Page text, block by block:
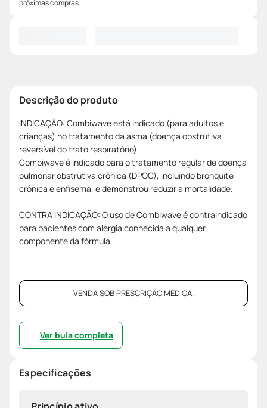
próximas compras.
Descrição do produto
INDICAÇÃO: Combiwave está indicado (para adultos e
crianças) no tratamento da asma (doença obstrutiva
reversível do trato respiratório).
Combiwave é indicado para o tratamento regular de doença
pulmonar obstrutiva crônica (DPOC), incluindo bronquite
crônica e enfisema, e demonstrou reduzir a mortalidade.
CONTRA INDICAÇÃO: O uso de Combiwave é contraindicado
para pacientes com alergia conhecida a qualquer
componente da fórmula.
VENDA SOB PRESCRIÇÃO MÉDICA.
Ver bula completa
Especificações